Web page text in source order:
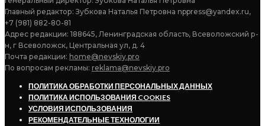
Главный редактор: Зубкова Наталья Петровна nppress@yandex.ru,
+7 (981) 882-80-81
Адрес редакции: 188645, Ленинградская область, Всеволожский р-
н, г Всеволожск, Центральная ул, д. 4
Почта редакции: home@nevskiy.pro
По вопросам рекламы: reklama@nevskiy.pro
ПОЛИТИКА ОБРАБОТКИ ПЕРСОНАЛЬНЫХ ДАННЫХ
ПОЛИТИКА ИСПОЛЬЗОВАНИЯ COOKIES
УСЛОВИЯ ИСПОЛЬЗОВАНИЯ
РЕКОМЕНДАТЕЛЬНЫЕ ТЕХНОЛОГИИ